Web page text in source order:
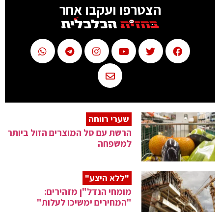
הצטרפו ועקבו אחר
שערי רווחה
הרשת עם סל המוצרים הזול ביותר
למשפחה
"ללא היצע"
מומחי הנדל"ן מזהירים:
"המחירים ימשיכו לעלות"